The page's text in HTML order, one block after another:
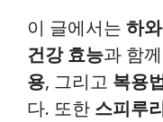
이 글에서는 하
건강 효능과 함
용, 그리고 복용
다. 또한 스피루